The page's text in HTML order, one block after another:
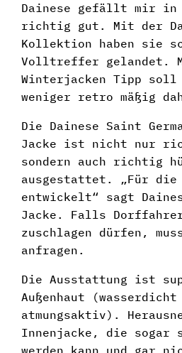
Dainese gefällt mir
richtig gut. Mit der
Kollektion haben sie
Volltreffer gelandet.
Winterjacken Tipp soll
weniger retro mäßig
Die Dainese Saint
Jacke ist nicht nur
sondern auch richtig
ausgestattet. „Für die
entwickelt“ sagt
Jacke. Falls
zuschlagen dürfen,
anfragen.
Die Ausstattung ist
Außenhaut (wasserdicht
atmungsaktiv).
Innenjacke, die sogar